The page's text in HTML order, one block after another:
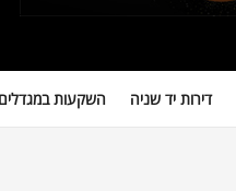
דירות יד שניה השקעות במגדלים